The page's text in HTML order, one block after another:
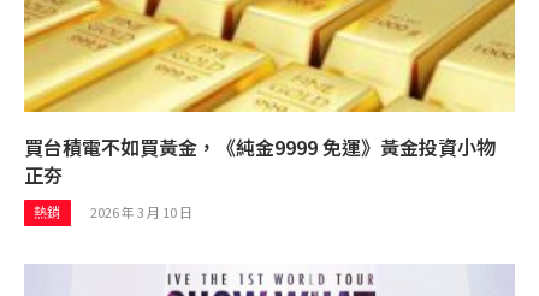
買台積電不如買黃金，《純金9999 免運》黃金投資小物
正夯
熱銷 2026 年 3 月 10 日